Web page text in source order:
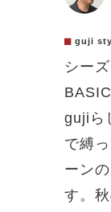
guji
シー
BASIC
gujiら
で縛
ーン
す。